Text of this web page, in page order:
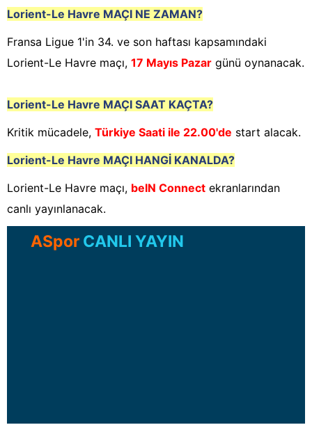
Lorient-Le Havre MAÇI NE ZAMAN?
Fransa Ligue 1'in 34. ve son haftası kapsamındaki
Lorient-Le Havre maçı, 17 Mayıs Pazar günü oynanacak.
Lorient-Le Havre MAÇI SAAT KAÇTA?
Kritik mücadele, Türkiye Saati ile 22.00'de start alacak.
Lorient-Le Havre MAÇI HANGİ KANALDA?
Lorient-Le Havre maçı, beIN Connect ekranlarından
canlı yayınlanacak.
ASpor CANLI YAYIN